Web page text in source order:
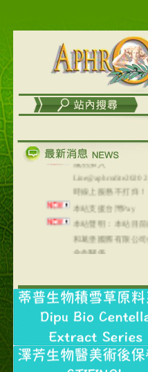
列，可以郵寄至部
地區～
在外租屋者、居住處
理員、不方便在工作
取件者，歡迎多多
【郵局i郵箱】的服務
【i郵箱】設立的地
成功加入
Line@aphrodite2020
時線上服務不打烊！
本站支援台灣Pay
本站聲明：本站目前
和葛堡國際有限公
合作關係
本站支援支付宝
陆运费不限重量，
NT$320(RMB￥